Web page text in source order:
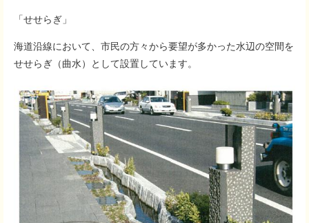
「せせらぎ」
海道沿線において、市民の方々から要望が多かった水辺の空間を
せせらぎ（曲水）として設置しています。